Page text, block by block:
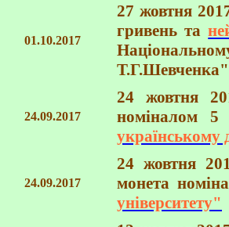
01.10.2017
27 жовтня
гривень та
Т.Г.Шевченка"
24.09.2017
24 жовтня
номіналом
українському
24.09.2017
24 жовтня
монета
університету"